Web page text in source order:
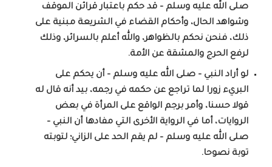
صلى الله عليه وسلم – قد حكم باعتبار قرائن الموقف
وشواهد الحال، وأحكام القضاء في الشريعة مبنية على
ذلك، فنحن نحكم بالظواهر، والله أعلم بالسرائر، وذلك
لرفع الحرج والمشقة عن الأمة.
لو أراد النبي – صلى الله عليه وسلم – أن يحكم على
البريء زورا لما تراجع عن حكمه في رجمه، بيد أنه قال له
قولا حسنا، وأمر برجم الواقع على المرأة في بعض
الروايات، أما في الرواية الأخرى التي مفادها أن النبي –
صلى الله عليه وسلم – لم يقم الحد على الزاني؛ لتوبته
توبة نصوحا.